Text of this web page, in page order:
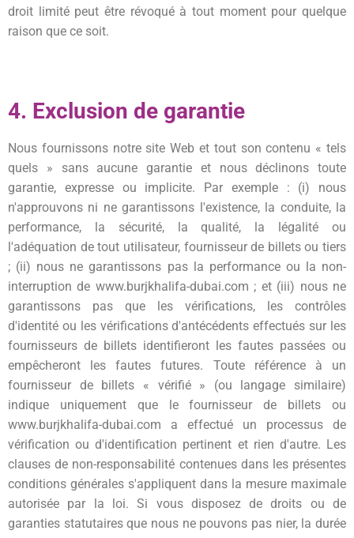
droit limité peut être révoqué à tout moment pour quelque
raison que ce soit.
4. Exclusion de garantie
Nous fournissons notre site Web et tout son contenu « tels
quels » sans aucune garantie et nous déclinons toute
garantie, expresse ou implicite. Par exemple : (i) nous
n'approuvons ni ne garantissons l'existence, la conduite, la
performance, la sécurité, la qualité, la légalité ou
l'adéquation de tout utilisateur, fournisseur de billets ou tiers
; (ii) nous ne garantissons pas la performance ou la non-
interruption de www.burjkhalifa-dubai.com ; et (iii) nous ne
garantissons pas que les vérifications, les contrôles
d'identité ou les vérifications d'antécédents effectués sur les
fournisseurs de billets identifieront les fautes passées ou
empêcheront les fautes futures. Toute référence à un
fournisseur de billets « vérifié » (ou langage similaire)
indique uniquement que le fournisseur de billets ou
www.burjkhalifa-dubai.com a effectué un processus de
vérification ou d'identification pertinent et rien d'autre. Les
clauses de non-responsabilité contenues dans les présentes
conditions générales s'appliquent dans la mesure maximale
autorisée par la loi. Si vous disposez de droits ou de
garanties statutaires que nous ne pouvons pas nier, la durée